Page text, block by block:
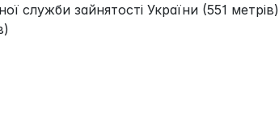
служби зайнятості України (551 метрів)